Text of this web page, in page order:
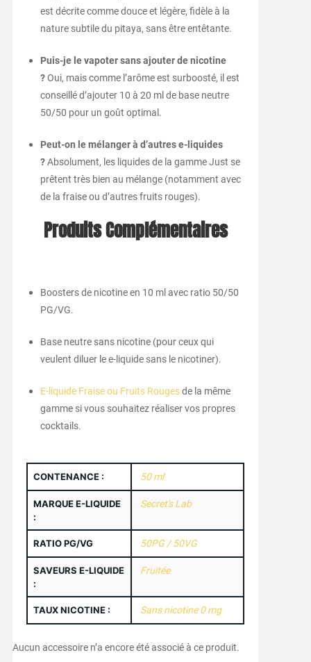
est décrite comme douce et légère, fidèle à la
nature subtile du pitaya, sans être entêtante.
Puis-je le vapoter sans ajouter de nicotine
?Oui, mais comme l’arôme est surboosté, il est
conseillé d’ajouter 10 à 20 ml de base neutre
50/50 pour un goût optimal.
Peut-on le mélanger à d’autres e-liquides
?Absolument, les liquides de la gamme Just se
prêtent très bien au mélange (notamment avec
de la fraise ou d’autres fruits rouges).
Produits Complémentaires
Boosters de nicotine en 10 ml avec ratio 50/50
PG/VG.
Base neutre sans nicotine (pour ceux qui
veulent diluer le e-liquide sans le nicotiner).
E-liquide Fraise ou Fruits Rougesde la même
gamme si vous souhaitez réaliser vos propres
cocktails.
CONTENANCE : 50 ml
MARQUE E-LIQUIDE
:
Secret's Lab
RATIO PG/VG 50PG / 50VG
SAVEURS E-LIQUIDE
:
Fruitée
TAUX NICOTINE : Sans nicotine 0 mg
Aucun accessoire n’a encore été associé à ce produit.